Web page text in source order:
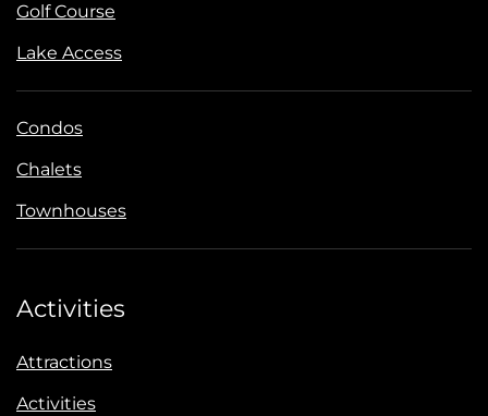
Golf Course
Lake Access
Condos
Chalets
Townhouses
Activities
Attractions
Activities